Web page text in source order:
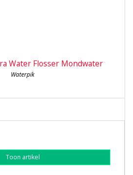
Water Flosser Mondwater
Waterpik
Toon artikel